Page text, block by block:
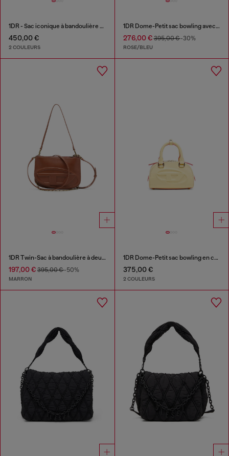
1DR - Sac iconique à bandoulière en cuir avec breloques poignée
450,00 €
2 COULEURS
1DR Dome-Petit sac bowling avec imprimé animalier
276,00 €395,00 €-30%
ROSE/BLEU
1DR Twin-Sac à bandoulière à deux pochettes en cuir pull-up
197,00 € 395,00 €-50%
MARRON
1DR Dome-Petit sac bowling en cuir
375,00 €
2 COULEURS